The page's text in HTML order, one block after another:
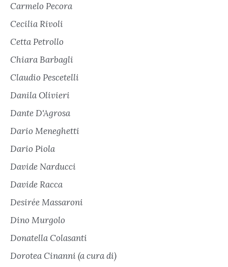
Carmelo Pecora
Cecilia Rivoli
Cetta Petrollo
Chiara Barbagli
Claudio Pescetelli
Danila Olivieri
Dante D'Agrosa
Dario Meneghetti
Dario Piola
Davide Narducci
Davide Racca
Desirée Massaroni
Dino Murgolo
Donatella Colasanti
Dorotea Cinanni (a cura di)